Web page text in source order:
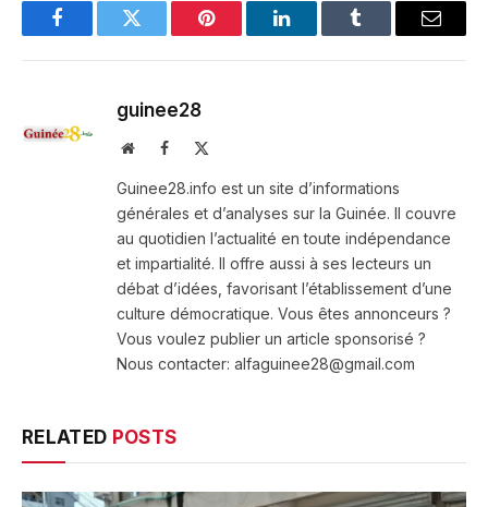
FacebookTwitter Pinterest LinkedInTumblr Email
guinee28
WebsiteFacebook
Guinee28.info est un site d’informations
générales et d’analyses sur la Guinée. Il couvre
au quotidien l’actualité en toute indépendance
et impartialité. Il offre aussi à ses lecteurs un
débat d’idées, favorisant l’établissement d’une
culture démocratique. Vous êtes annonceurs ?
Vous voulez publier un article sponsorisé ?
Nous contacter: alfaguinee28@gmail.com
RELATED POSTS